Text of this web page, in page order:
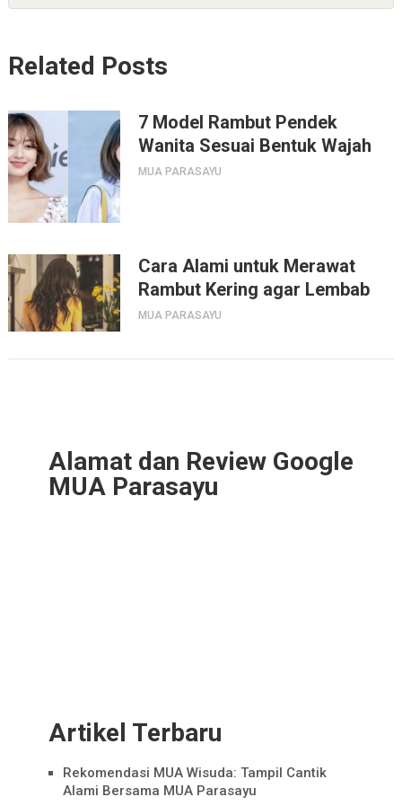
Related Posts
7 Model Rambut Pendek
Wanita Sesuai Bentuk Wajah
MUA PARASAYU
Cara Alami untuk Merawat
Rambut Kering agar Lembab
MUA PARASAYU
Alamat dan Review Google
MUA Parasayu
Artikel Terbaru
Rekomendasi MUA Wisuda: Tampil Cantik
Alami Bersama MUA Parasayu